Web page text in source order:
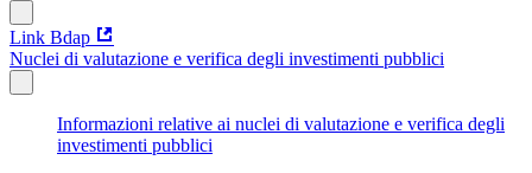
Link Bdap
Nuclei di valutazione e verifica degli investimenti pubblici
Informazioni relative ai nuclei di valutazione e verifica degli
investimenti pubblici